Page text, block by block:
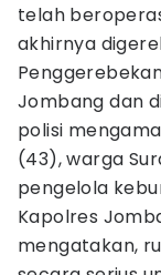
telah
akhirnya
Jombang dan
polisi
(43), warga
pengelola
Kapolres
mengatakan,